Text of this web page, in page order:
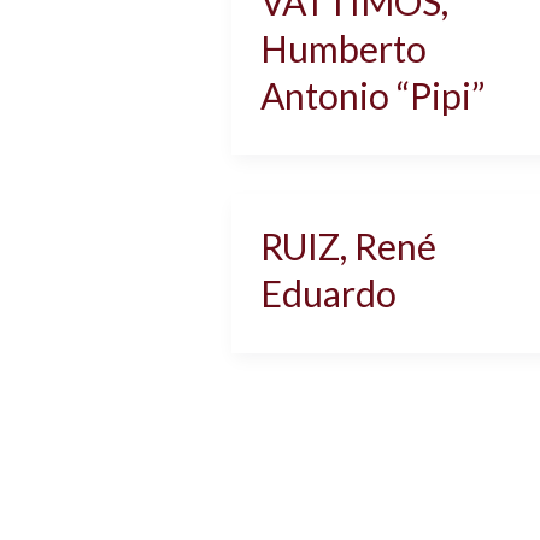
Humberto
Antonio “Pipi”
RUIZ, René
Eduardo